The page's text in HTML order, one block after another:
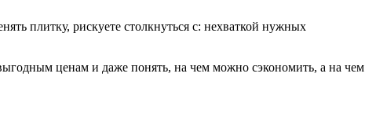
плитку, рискуете столкнуться с: нехваткой нужных
ценам и даже понять, на чем можно сэкономить, а на чем